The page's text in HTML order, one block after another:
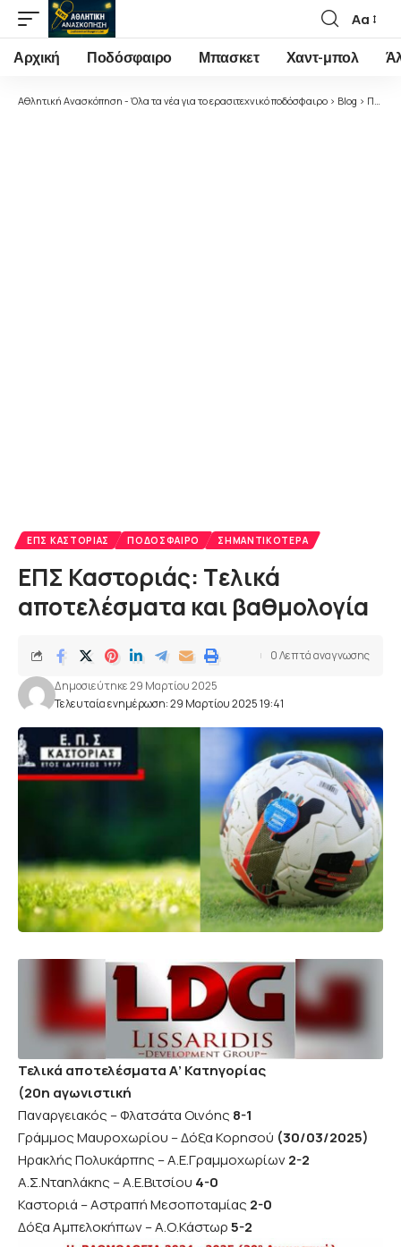
Font
Resizer
Αα
Αρχική Ποδόσφαιρο Μπασκετ Χαντ-μπολ
Αθλητική Ανασκόπηση - Όλα τα νέα για το ερασιτεχνικό ποδόσφαιρο > Blog > Ποδόσφαιρο
ΕΠΣ ΚΑΣΤΟΡΙΆΣ ΠΟΔΌΣΦΑΙΡΟ ΣΗΜΑΝΤΙΚΌΤΕΡΑ
ΕΠΣ Καστοριάς: Tελικά
αποτελέσματα και βαθμολογία
Τελευταία ενημέρωση: 29 Μαρτίου 2025 19:41
Δημοσιεύτηκε 29 Μαρτίου 2025
0 Λεπτά αναγνωσης
Τελικά αποτελέσματα Α’ Κατηγορίας
(20η αγωνιστική
Παναργειακός – Φλατσάτα Οινόης 8-1
Γράμμος Μαυροχωρίου – Δόξα Κορησού (30/03/2025)
Ηρακλής Πολυκάρπης – Α.Ε.Γραμμοχωρίων2-2
Α.Σ.Νταηλάκης – Α.Ε.Βιτσίου 4-0
Καστοριά – Αστραπή Μεσοποταμίας 2-0
Δόξα Αμπελοκήπων – Α.Ο.Κάστωρ5-2